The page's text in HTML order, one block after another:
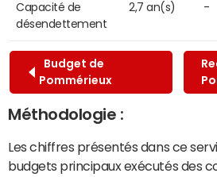
Capacité de
désendettement
2,7 an(s) -
Budget de
Pommérieux
Méthodologie :
Les chiffres présentés dans ce
budgets principaux exécutés des